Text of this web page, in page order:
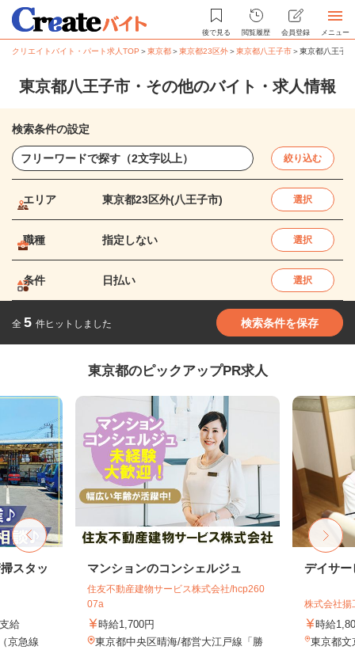
後で見る 閲覧履歴 会員登録 メニュー
クリエイトバイト・パート求人TOP ＞東京都＞東京都23区外＞東京都八王子市＞東京都八王子
東京都八王子市・その他のバイト・求人情報
検索条件の設定
絞り込む
エリア 東京都23区外(八王子市) 選択
職種 指定しない 選択
条件 日払い 選択
全 5 件ヒットしました 検索条件を保存
東京都のピックアップPR求人
スタッ
給
京急線
マンションのコンシェルジュ
住友不動産建物サービス株式会社/hcp260
07a
時給1,700円
東京都中央区晴海/都営大江戸線「勝
デイサー
株式会社揚
時給
東京都文